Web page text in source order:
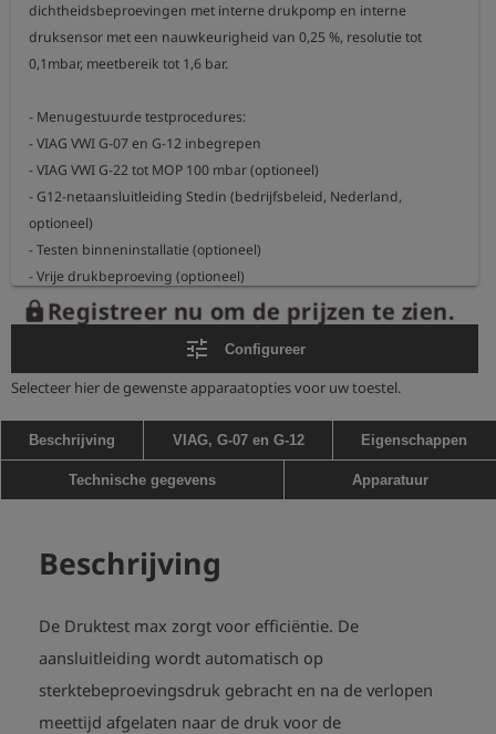
dichtheidsbeproevingen met interne drukpomp en interne
druksensor met een nauwkeurigheid van 0,25 %, resolutie tot
0,1mbar, meetbereik tot 1,6 bar.
- Menugestuurde testprocedures:
- VIAG VWI G-07 en G-12 inbegrepen
- VIAG VWI G-22 tot MOP 100 mbar (optioneel)
- G12-netaansluitleiding Stedin (bedrijfsbeleid, Nederland,
optioneel)
- Testen binneninstallatie (optioneel)
- Vrije drukbeproeving (optioneel)
- Groot, verlicht display, goed afleesbaar, zelfs in direct zonlicht
- Gegevensinvoer en handtekening via touchscreen
- Interne pomp en overdrukventiel voor automatische opvoering en
- Gegevensopslag voor honderden metingen, afhankelijk van de
testprocedure
- Communicatie via draadloze dataverbinding
- Bedrijfsduur van meerdere dagen, afhankelijk van de
- Afmetingen: ca. 263 x 205 x 110 mm, gewicht: ca. 2300 g
lockRegistreer nu om de prijzen te zien.
tune Configureer
Selecteer hier de gewenste apparaatopties voor uw toestel.
Beschrijving VIAG, G-07 en G-12 Eigenschappen
Technische gegevens Apparatuur
Beschrijving
De Druktest max zorgt voor efficiëntie. De
aansluitleiding wordt automatisch op
sterktebeproevingsdruk gebracht en na de verlopen
meettijd afgelaten naar de druk voor de